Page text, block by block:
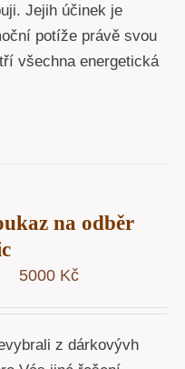
Jejih účinek je
potíže právě svou
všechna energetická
na odběr
5000 KčRozpětí
až
z dárkovývh